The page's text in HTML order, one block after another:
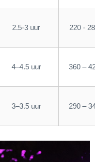
2.5-3 uur 220 -
4–4.5 uur 360 –
3–3.5 uur 290 –